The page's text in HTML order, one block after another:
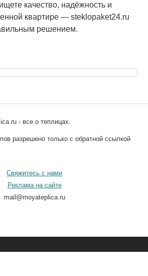
качество, надёжность и
квартире — steklopaket24.ru
решением.
- все о теплицах.
разрешено только с обратной ссылкой
Свяжитесь с нами
Реклама на сайте
mail@moyateplica.ru